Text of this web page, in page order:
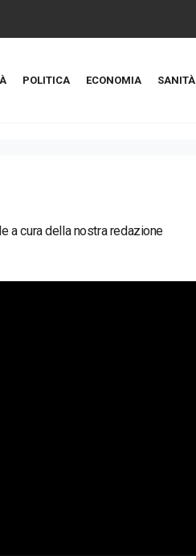
POLITICA ECONOMIA SANITÀ
a cura della nostra redazione